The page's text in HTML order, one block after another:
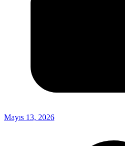
Mayıs 13, 2026